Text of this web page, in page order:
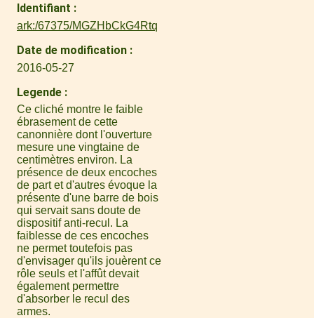
Identifiant
ark:/67375/MGZHbCkG4Rtq
Date de modification
2016-05-27
Legende
Ce cliché montre le faible
ébrasement de cette
canonnière dont l'ouverture
mesure une vingtaine de
centimètres environ. La
présence de deux encoches
de part et d'autres évoque la
présente d'une barre de bois
qui servait sans doute de
dispositif anti-recul. La
faiblesse de ces encoches
ne permet toutefois pas
d'envisager qu'ils jouèrent ce
rôle seuls et l'affût devait
également permettre
d'absorber le recul des
armes.